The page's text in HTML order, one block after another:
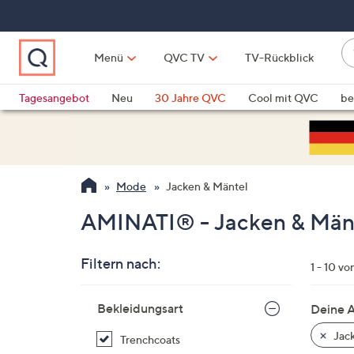
springen
Menü QVC TV TV-Rückblick
Tagesangebot
Neu 30 Jahre QVC Cool mit QVC
Mode Jacken & Mäntel
AMINATI® - Jacken &
Filtern nach:
Produktliste
Bekleidungsart
Trenchcoats
1 - 10
Deine